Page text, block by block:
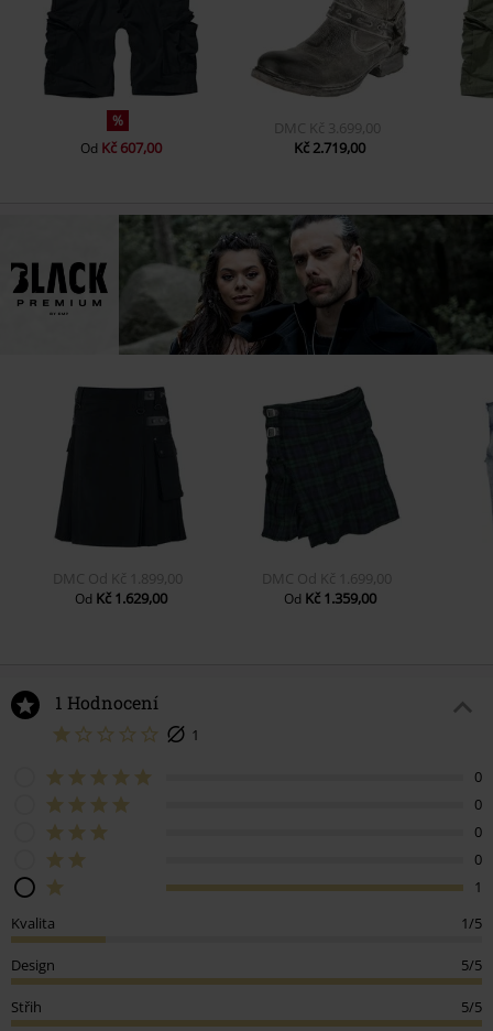
%
Od Kč 607,00
DMC Kč 3.699,00
Kč 2.719,00
DMC Od Kč 1.899,00
Od Kč 1.629,00
DMC Od Kč 1.699,00
Od Kč 1.359,00
1 Hodnocení
1
0
0
0
0
1
Kvalita
1/5
Design 5/5
Střih 5/5